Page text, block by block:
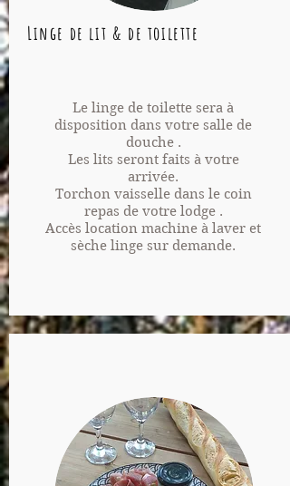
Linge de lit & de toilette
Le linge de toilette sera à
disposition dans votre salle de
douche .
Les lits seront faits à votre
arrivée.
Torchon vaisselle dans le coin
repas de votre lodge .
Accès location machine à laver et
sèche linge sur demande.